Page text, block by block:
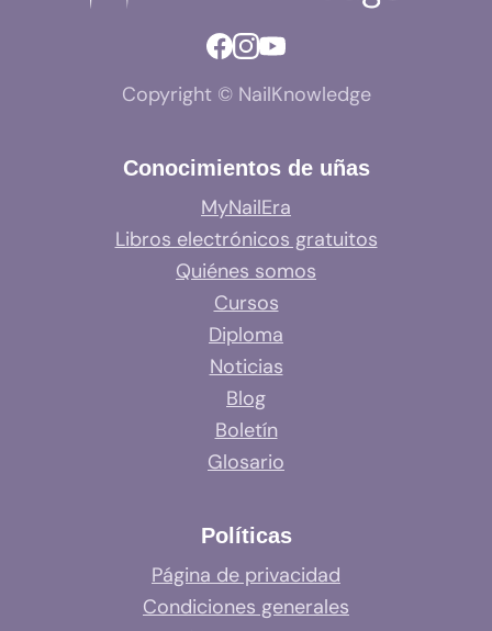
Copyright © NailKnowledge
Conocimientos de uñas
MyNailEra
Libros electrónicos gratuitos
Quiénes somos
Cursos
Diploma
Noticias
Blog
Boletín
Glosario
Políticas
Página de privacidad
Condiciones generales